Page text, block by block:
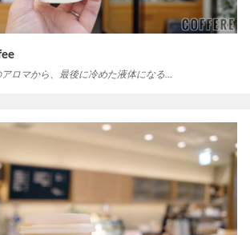
ロマから、最後に冷めた液体になる…